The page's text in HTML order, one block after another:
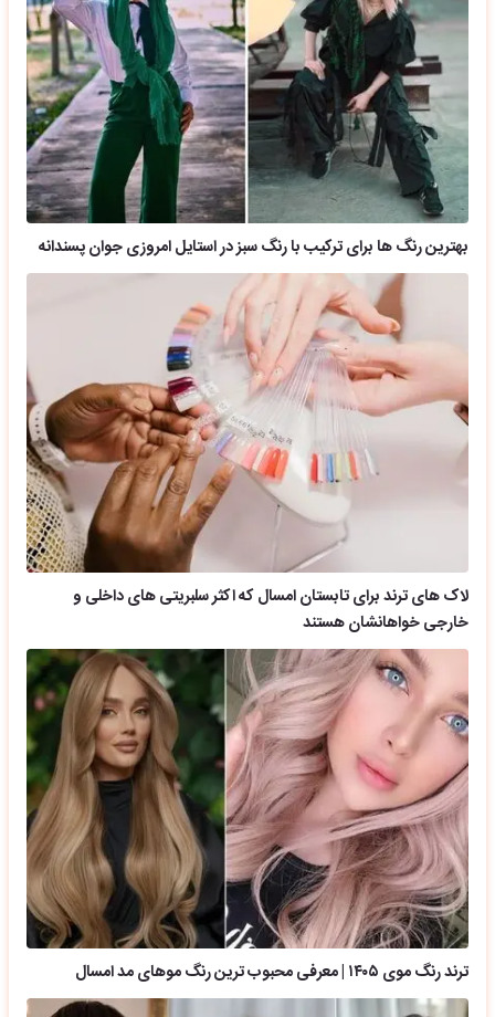
بهترین رنگ ها برای ترکیب با رنگ سبز در استایل امروزی جوان پسندانه
لاک های ترند برای تابستان امسال که اکثر سلبریتی های داخلی و
خارجی خواهانشان هستند
ترند رنگ موی ۱۴۰۵ | معرفی محبوب ترین رنگ موهای مد امسال